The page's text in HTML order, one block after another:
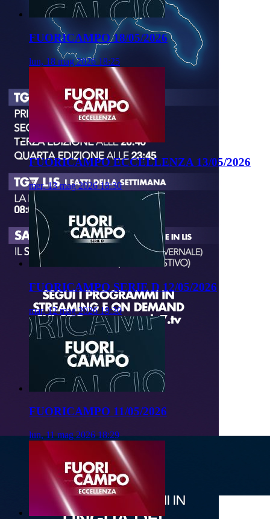
FUORICAMPO 18/05/2026
lun, 18 mag 2026 18:25
FUORICAMPO ECCELLENZA 13/05/2026
mer, 13 mag 2026 18:30
FUORICAMPO SERIE D 12/05/2026
mar, 12 mag 2026 18:30
FUORICAMPO 11/05/2026
lun, 11 mag 2026 18:29